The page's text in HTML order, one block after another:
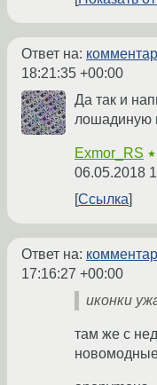
Ответ на:
18:21:35 +00:00
Да так и
лошадиную
Exmor_RS
06.05.2018
Ссылка
Ответ на:
17:16:27 +00:00
иконки
там же с